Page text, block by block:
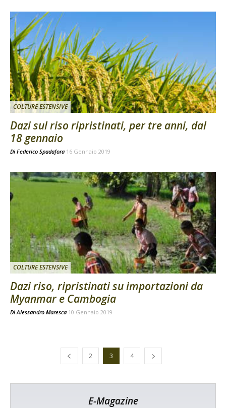
COLTURE ESTENSIVE
Dazi sul riso ripristinati, per tre anni, dal
18 gennaio
Di Federico Spadafora 16 Gennaio 2019
COLTURE ESTENSIVE
Dazi riso, ripristinati su importazioni da
Myanmar e Cambogia
Di Alessandro Maresca 10 Gennaio 2019
2 3 4
E-Magazine